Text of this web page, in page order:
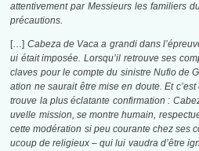
attentivement par Messieurs les familiers
précautions.
[…] Cabeza de Vaca a grandi dans
ui était imposée. Lorsqu’il retrouve ses
claves pour le compte du sinistre Nufio de
ation ne saurait être mise en doute. Et c’est
trouve la plus éclatante confirmation :
uvelle mission, se montre humain,
cette modération si peu courante chez ses
ucoup de religieux – qui lui vaudra d’être